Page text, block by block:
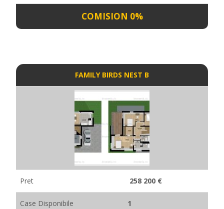
COMISION 0%
FAMILY BIRDS NEST B
Pret 258 200 €
Case Disponibile 1